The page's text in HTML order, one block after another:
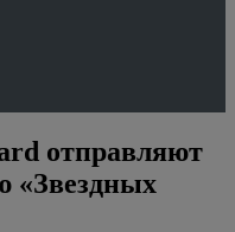
отправляют
«Звездных